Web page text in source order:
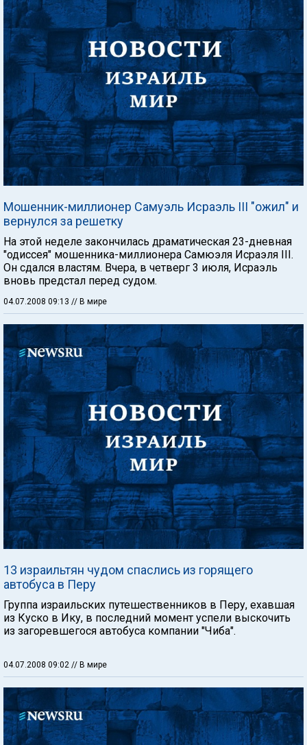
Мошенник-миллионер Самуэль Исраэль III "ожил" и
вернулся за решетку
На этой неделе закончилась драматическая 23-дневная
"одиссея" мошенника-миллионера Самюэля Исраэля III.
Он сдался властям. Вчера, в четверг 3 июля, Исраэль
вновь предстал перед судом.
04.07.2008 09:13 // В мире
13 израильтян чудом спаслись из горящего
автобуса в Перу
Группа израильских путешественников в Перу, ехавшая
из Куско в Ику, в последний момент успели выскочить
из загоревшегося автобуса компании "Чиба".
04.07.2008 09:02 // В мире